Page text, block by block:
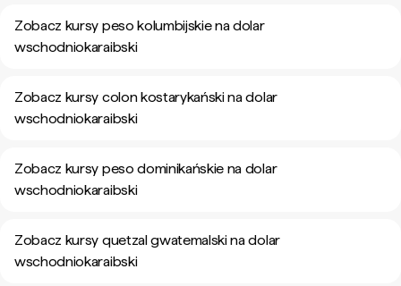
Zobacz kursy peso kolumbijskie na dolar
wschodniokaraibski
Zobacz kursy colon kostarykański na dolar
wschodniokaraibski
Zobacz kursy peso dominikańskie na dolar
wschodniokaraibski
Zobacz kursy quetzal gwatemalski na dolar
wschodniokaraibski